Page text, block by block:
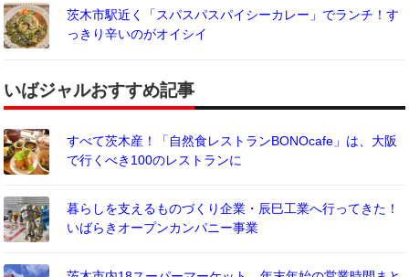
茨木市駅近く「スパスパスパイシーカレー」でランチ！す
っきり辛いのがオイシイ
いばジャルおすすめ記事
すべて茨木産！「自然食レストランBONOcafe」は、大阪
で行くべき100のレストランに
暮らしを支えるものづくり企業・辰巳工業へ行ってきた！
いばらきオープンカンパニー事業